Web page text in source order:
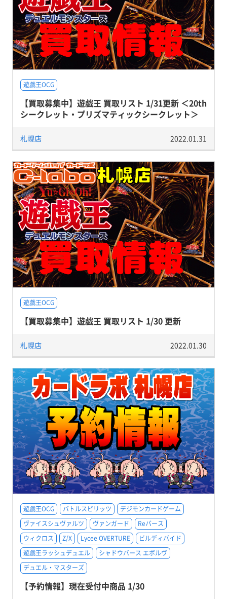
遊戯王OCG
【買取募集中】遊戯王 買取リスト 1/31更新 ＜20th
シークレット・プリズマティックシークレット＞
札幌店 2022.01.31
遊戯王OCG
【買取募集中】遊戯王 買取リスト 1/30 更新
札幌店 2022.01.30
遊戯王OCG バトルスピリッツ
デジモンカードゲーム
ヴァイスシュヴァルツ
ヴァンガード
Reバース
ウィクロス
Z/X Lycee OVERTURE
ビルディバイド
遊戯王ラッシュデュエル
シャドウバース エボルヴ
デュエル・マスターズ
【予約情報】現在受付中商品 1/30